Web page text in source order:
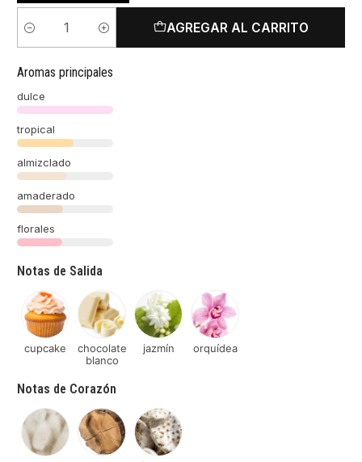
Cantidad
AGREGAR AL CARRITO
Aromas principales
dulce
tropical
almizclado
amaderado
florales
Notas de Salida
cupcake
chocolate
blanco
jazmín orquídea
Notas de Corazón